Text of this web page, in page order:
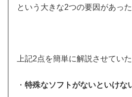
という大きな2つの要因があっ
上記2点を簡単に解説させてい
・特殊なソフトがないといけな